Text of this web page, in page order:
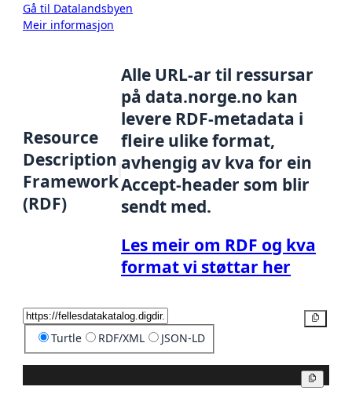
Gå til Datalandsbyen
Meir informasjon
Resource
Description
Framework
(RDF)
Alle URL-ar til ressursar
på data.norge.no kan
levere RDF-metadata i
fleire ulike format,
avhengig av kva for ein
Accept-header som blir
sendt med.
Les meir om RDF og kva
format vi støttar her
Turtle RDF/XML JSON-LD